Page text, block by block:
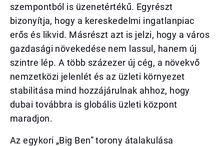
szempontból is üzenetértékű. Egyrészt
bizonyítja, hogy a kereskedelmi ingatlanpiac
erős és likvid. Másrészt azt is jelzi, hogy a város
gazdasági növekedése nem lassul, hanem új
szintre lép. A több százezer új cég, a növekvő
nemzetközi jelenlét és az üzleti környezet
stabilitása mind hozzájárulnak ahhoz, hogy
dubai továbbra is globális üzleti központ
maradjon.
Az egykori „Big Ben” torony átalakulása